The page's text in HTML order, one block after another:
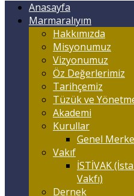
Anasayfa
Marmaralıyım
Hakkımızda
Misyonumuz
Vizyonumuz
Öz Değerlerimiz
Tarihçemiz
Tüzük ve
Akademi
Kurullar
Genel
Vakıf
İSTİVAK
Vakfı)
Dernek